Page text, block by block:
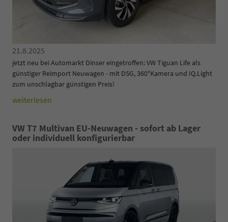
21.8.2025
jetzt neu bei Automarkt Dinser eingetroffen: VW Tiguan Life als
günstiger Reimport Neuwagen - mit DSG, 360°Kamera und IQ.Light
zum unschlagbar günstigen Preis!
weiterlesen
VW T7 Multivan EU-Neuwagen - sofort ab Lager
oder individuell konfigurierbar